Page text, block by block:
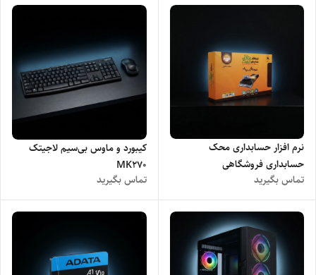
نرم افزار حسابداری محک
حسابداری فروشگاهی
تماس بگیرید
کیبورد و ماوس بی‌سیم لاجیتک
MK270
تماس بگیرید